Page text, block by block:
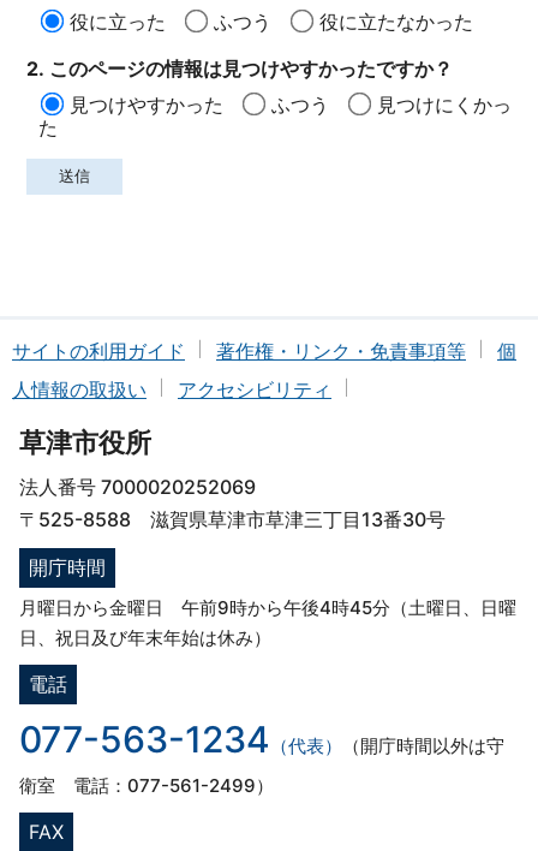
役に立った
ふつう
役に立たなかった
2. このページの情報は見つけやすかったですか？
見つけやすかった
ふつう
見つけにくかっ
た
サイトの利用ガイド 著作権・リンク・免責事項等
個
人情報の取扱い
アクセシビリティ
草津市役所
法人番号 7000020252069
〒525-8588 滋賀県草津市草津三丁目13番30号
開庁時間
月曜日から金曜日 午前9時から午後4時45分（土曜日、日曜
日、祝日及び年末年始は休み）
電話
077-563-1234 （代表）
（開庁時間以外は守
衛室 電話：077-561-2499）
FAX